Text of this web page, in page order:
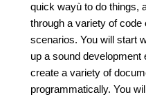
quick wayù to do things,
through a variety of
scenarios. You will start
up a sound development
create a variety of
programmatically. You